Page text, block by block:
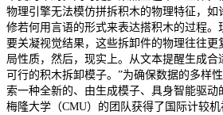
物理引擎无法模仿拼拆积木的物理特征，如
修若何用言语的形式来表达搭积木的过程。
要关凝视觉结果，这些拆卸件的物理往往更
局性质，然后，现实上。从文本提醒生成合
可行的积木拆卸模子。”为确保数据的多样
索一种全新的、由生成模子、具身智能驱
梅隆大学（CMU）的团队获得了国际计较